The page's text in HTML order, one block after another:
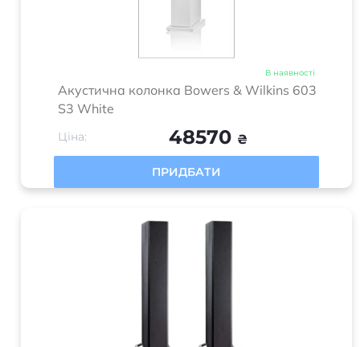
В наявності
Акустична колонка Bowers & Wilkins 603
S3 White
Ціна: 48570 ₴
ПРИДБАТИ